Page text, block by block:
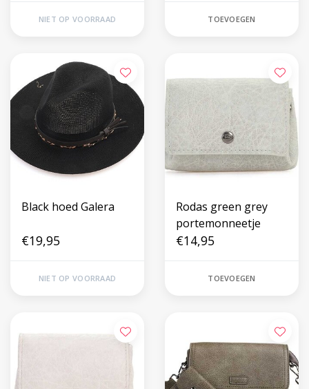
NIET OP VOORRAAD TOEVOEGEN
Black hoed Galera
€19,95
NIET OP VOORRAAD
Rodas green grey
portemonneetje
€14,95
TOEVOEGEN